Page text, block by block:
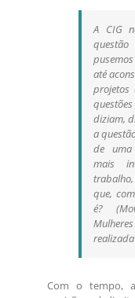
A CIG
até
projetos
diziam,
a
de uma
mais
que,
é?
Com o tempo,